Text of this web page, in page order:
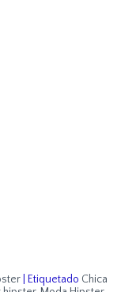
|Etiquetado Chica